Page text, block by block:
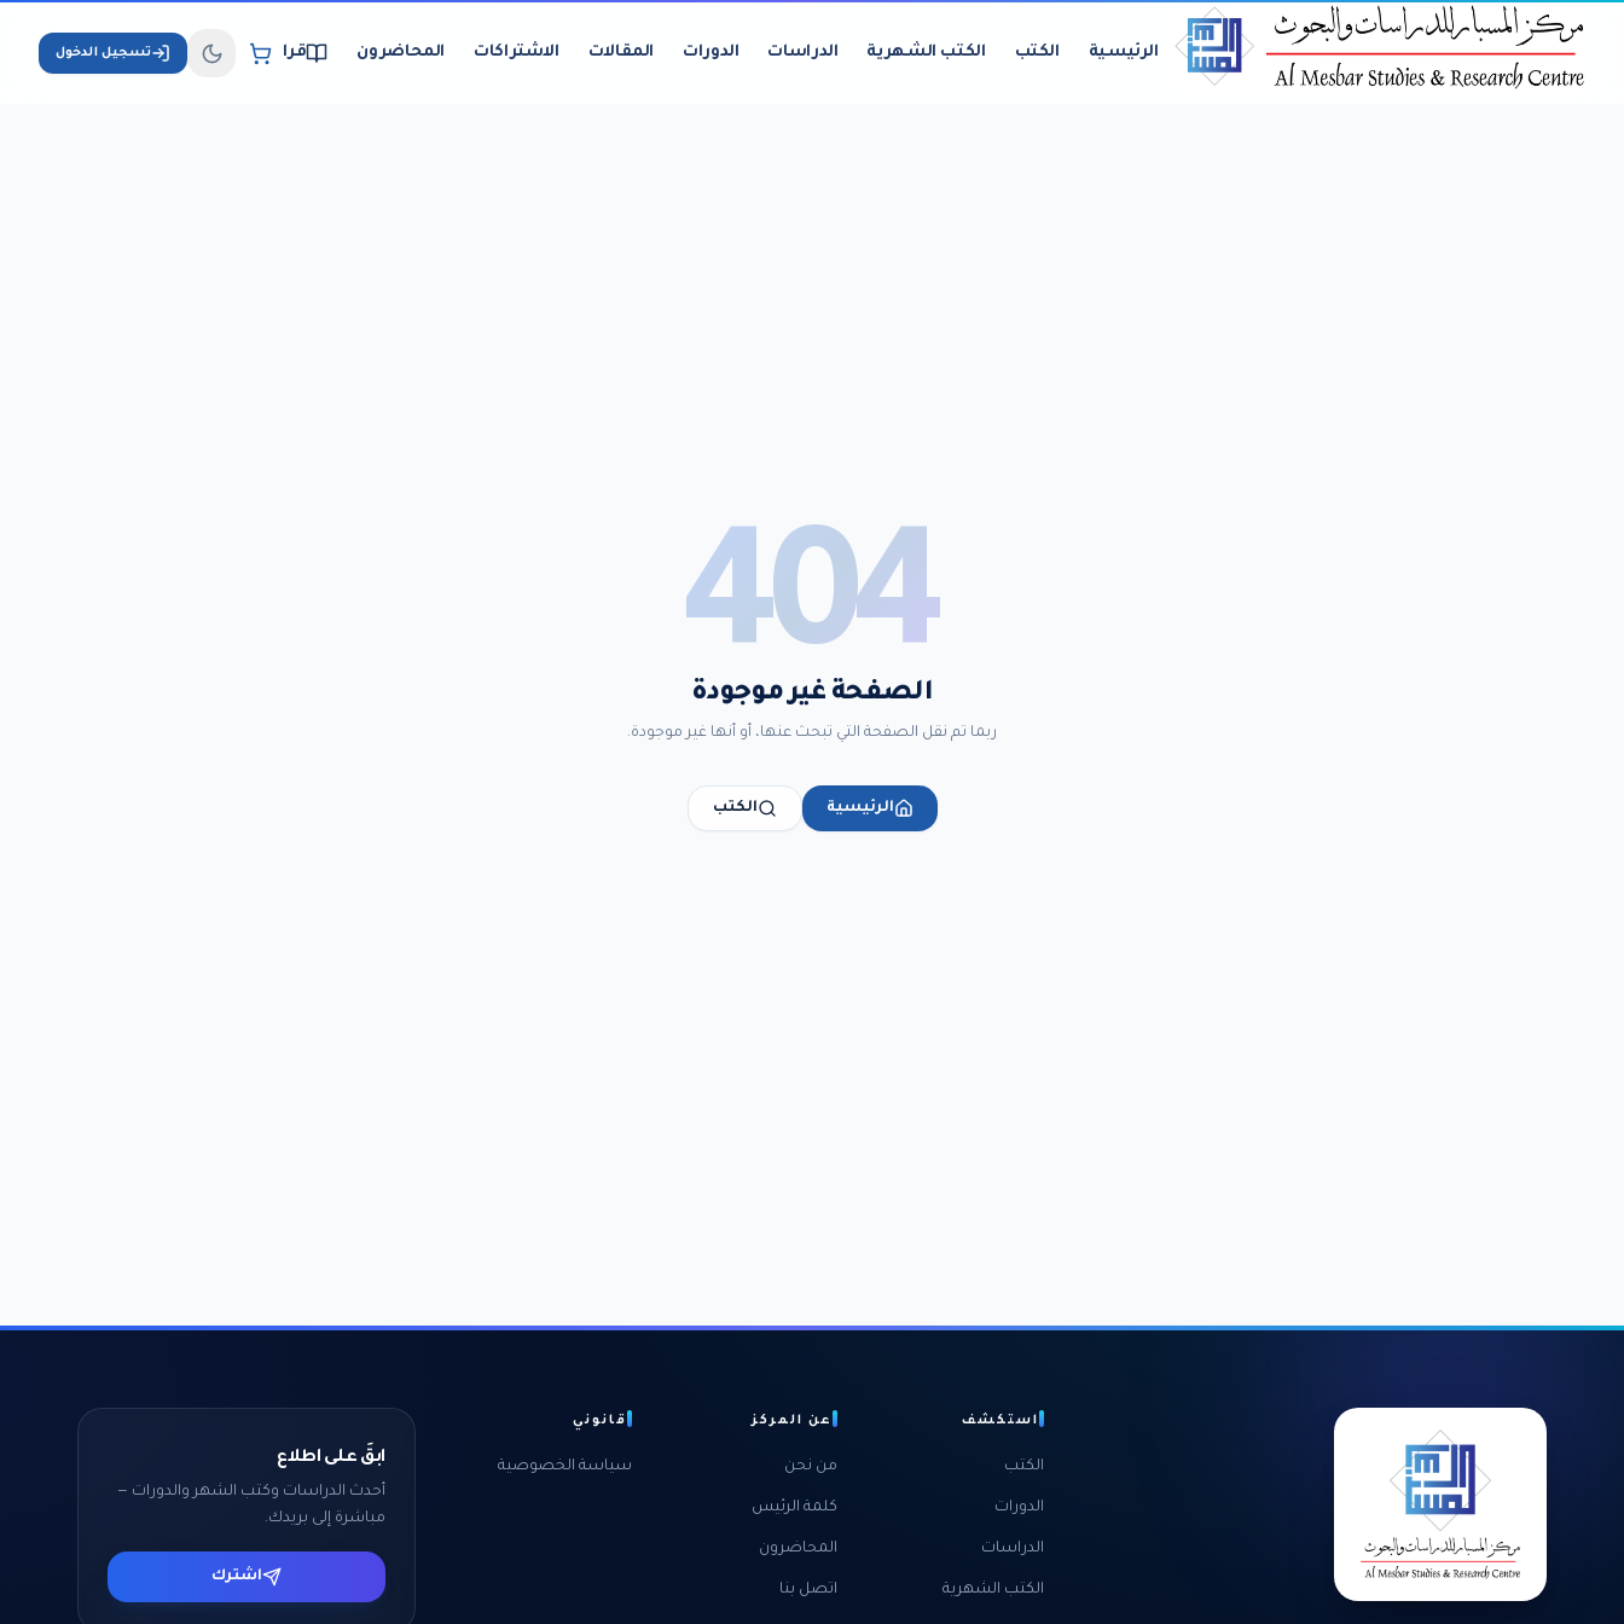
الرئيسية الكتب الكتب الشهرية الدراسات الدورات المقالات الاشتراكات المحاضرون قراءة الكتب الإلكترونيةتسجيل الدخول
404
الصفحة غير موجودة
ربما تم نقل الصفحة التي تبحث عنها، أو أنها غير موجودة.
الرئيسية الكتب
استكشف
الكتب
الدورات
الدراسات
الكتب الشهرية
عن المركز
من نحن
كلمة الرئيس
المحاضرون
اتصل بنا
قانوني
سياسة الخصوصية
ابقَ على اطلاع
أحدث الدراسات وكتب الشهر والدورات —
مباشرة إلى بريدك.
اشترك